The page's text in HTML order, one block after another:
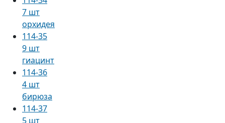
7 шт
орхидея
114-35
9 шт
гиацинт
114-36
4 шт
бирюза
114-37
5 шт